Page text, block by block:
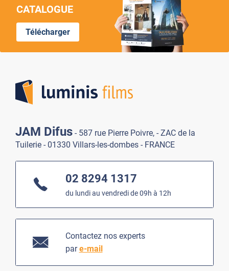
CATALOGUE
Télécharger
JAM Difus - 587 rue Pierre Poivre, - ZAC de la
Tuilerie - 01330 Villars-les-dombes - FRANCE
02 8294 1317
du lundi au vendredi de 09h à 12h
Contactez nos experts
pare-mail